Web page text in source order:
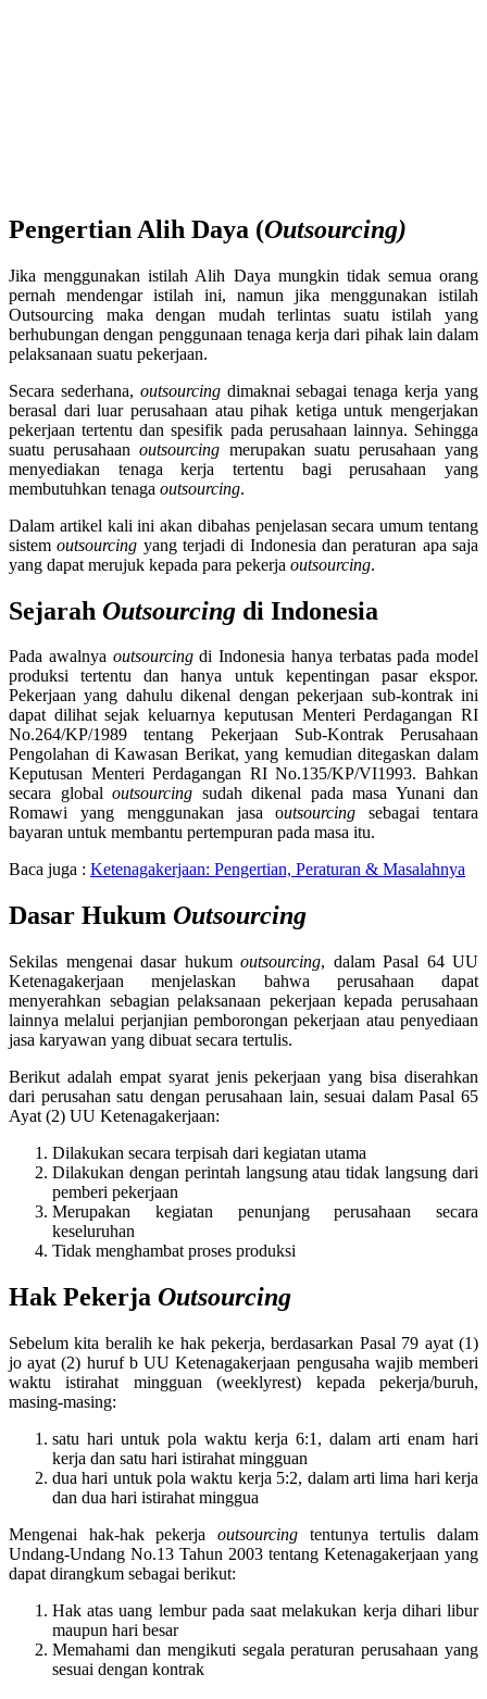
Pengertian Alih Daya (Outsourcing)
Jika menggunakan istilah Alih Daya mungkin tidak semua orang
pernah mendengar istilah ini, namun jika menggunakan istilah
Outsourcing maka dengan mudah terlintas suatu istilah yang
berhubungan dengan penggunaan tenaga kerja dari pihak lain dalam
pelaksanaan suatu pekerjaan.
Secara sederhana, outsourcingdimaknai sebagai tenaga kerja yang
berasal dari luar perusahaan atau pihak ketiga untuk mengerjakan
pekerjaan tertentu dan spesifik pada perusahaan lainnya. Sehingga
suatu perusahaanoutsourcing merupakan suatu perusahaan yang
menyediakan tenaga kerja tertentu bagi perusahaan yang
membutuhkan tenaga outsourcing.
Dalam artikel kali ini akan dibahas penjelasan secara umum tentang
sistemoutsourcing yang terjadi di Indonesia dan peraturan apa saja
yang dapat merujuk kepada para pekerja outsourcing.
Sejarah Outsourcing di Indonesia
Pada awalnya outsourcingdi Indonesia hanya terbatas pada model
produksi tertentu dan hanya untuk kepentingan pasar ekspor.
Pekerjaan yang dahulu dikenal dengan pekerjaan sub-kontrak ini
dapat dilihat sejak keluarnya keputusan Menteri Perdagangan RI
No.264/KP/1989 tentang Pekerjaan Sub-Kontrak Perusahaan
Pengolahan di Kawasan Berikat, yang kemudian ditegaskan dalam
Keputusan Menteri Perdagangan RI No.135/KP/VI1993. Bahkan
secara global outsourcing sudah dikenal pada masa Yunani dan
Romawi yang menggunakan jasa outsourcing sebagai tentara
bayaran untuk membantu pertempuran pada masa itu.
Baca juga : Ketenagakerjaan: Pengertian, Peraturan & Masalahnya
Dasar Hukum Outsourcing
Sekilas mengenai dasar hukum outsourcing, dalam Pasal 64 UU
Ketenagakerjaan menjelaskan bahwa perusahaan dapat
menyerahkan sebagian pelaksanaan pekerjaan kepada perusahaan
lainnya melalui perjanjian pemborongan pekerjaan atau penyediaan
jasa karyawan yang dibuat secara tertulis.
Berikut adalah empat syarat jenis pekerjaan yang bisa diserahkan
dari perusahan satu dengan perusahaan lain, sesuai dalam Pasal 65
Ayat (2) UU Ketenagakerjaan:
Dilakukan secara terpisah dari kegiatan utama
Dilakukan dengan perintah langsung atau tidak langsung dari
pemberi pekerjaan
Merupakan kegiatan penunjang perusahaan secara
keseluruhan
Tidak menghambat proses produksi
Hak Pekerja Outsourcing
Sebelum kita beralih ke hak pekerja, berdasarkan Pasal 79 ayat (1)
jo ayat (2) huruf b UU Ketenagakerjaan pengusaha wajib memberi
waktu istirahat mingguan (weeklyrest) kepada pekerja/buruh,
masing-masing:
satu hari untuk pola waktu kerja 6:1, dalam arti enam hari
kerja dan satu hari istirahat mingguan
dua hari untuk pola waktu kerja 5:2, dalam arti lima hari kerja
dan dua hari istirahat minggua
Mengenai hak-hak pekerja outsourcing tentunya tertulis dalam
Undang-Undang No.13 Tahun 2003 tentang Ketenagakerjaan yang
dapat dirangkum sebagai berikut:
Hak atas uang lembur pada saat melakukan kerja dihari libur
maupun hari besar
Memahami dan mengikuti segala peraturan perusahaan yang
sesuai dengan kontrak